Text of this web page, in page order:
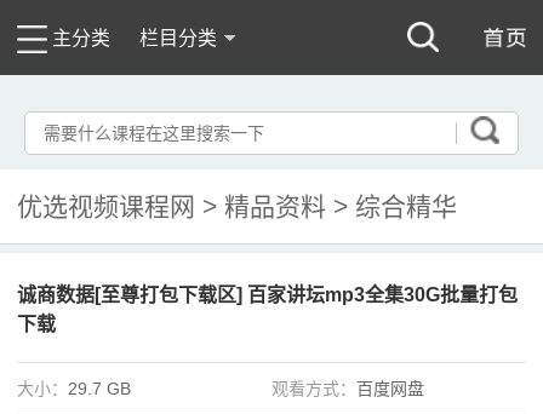
主分类 栏目分类
优选视频课程网 > 精品资料 > 综合精华
诚商数据[至尊打包下载区] 百家讲坛mp3全集30G批量打包
下载
大小： 29.7 GB 观看方式： 百度网盘